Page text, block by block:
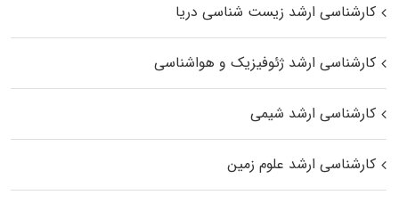
کارشناسی ارشد زیست‌ شناسی دریا
کارشناسی ارشد ژئوفیزیک و هواشناسی
کارشناسی ارشد شیمی
کارشناسی ارشد علوم زمین